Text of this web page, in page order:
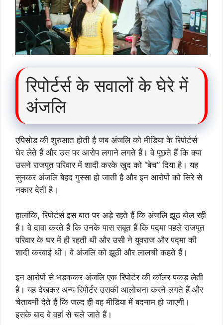
रिपोर्टर्स के सवालों के घेरे में
अंजलि
एपिसोड की शुरुआत होती है जब अंजलि को मीडिया के रिपोर्टर्स
घेर लेते हैं और उस पर आरोप लगाने लगते हैं। वे पूछते हैं कि क्या
उसने राजपूत परिवार में शादी करके खुद को “बेच” दिया है। यह
सुनकर अंजलि बेहद गुस्सा हो जाती है और इन आरोपों को सिरे से
नकार देती है।
हालांकि, रिपोर्टर्स इस बात पर अड़े रहते हैं कि अंजलि झूठ बोल रही
है। वे दावा करते हैं कि उनके पास सबूत हैं कि पद्मा पहले राजपूत
परिवार के घर में ही रहती थी और उसी ने युवराज और पद्मा की
शादी करवाई थी। वे अंजलि को झूठी और लालची कहते हैं।
इन आरोपों से भड़ककर अंजलि एक रिपोर्टर की कॉलर पकड़ लेती
है। यह देखकर अन्य रिपोर्टर उसकी आलोचना करने लगते हैं और
चेतावनी देते हैं कि जल्द ही वह मीडिया में बदनाम हो जाएगी।
इसके बाद वे वहां से चले जाते हैं।